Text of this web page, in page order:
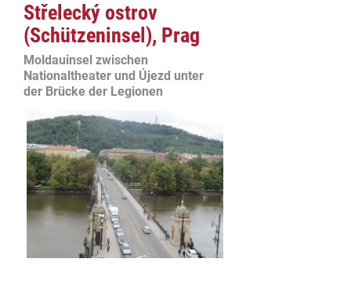
Střelecký ostrov
(Schützeninsel), Prag
Moldauinsel zwischen
Nationaltheater und Újezd unter
der Brücke der Legionen